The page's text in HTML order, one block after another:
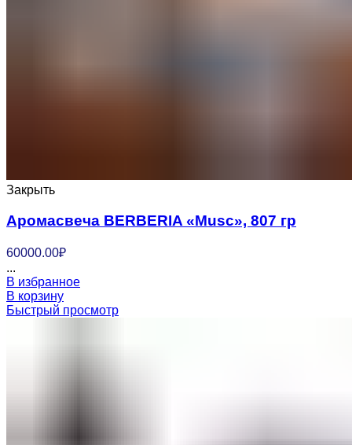
Закрыть
Аромасвеча BERBERIA «Musc», 807 гр
60000.00₽
...
В избранное
В корзину
Быстрый просмотр